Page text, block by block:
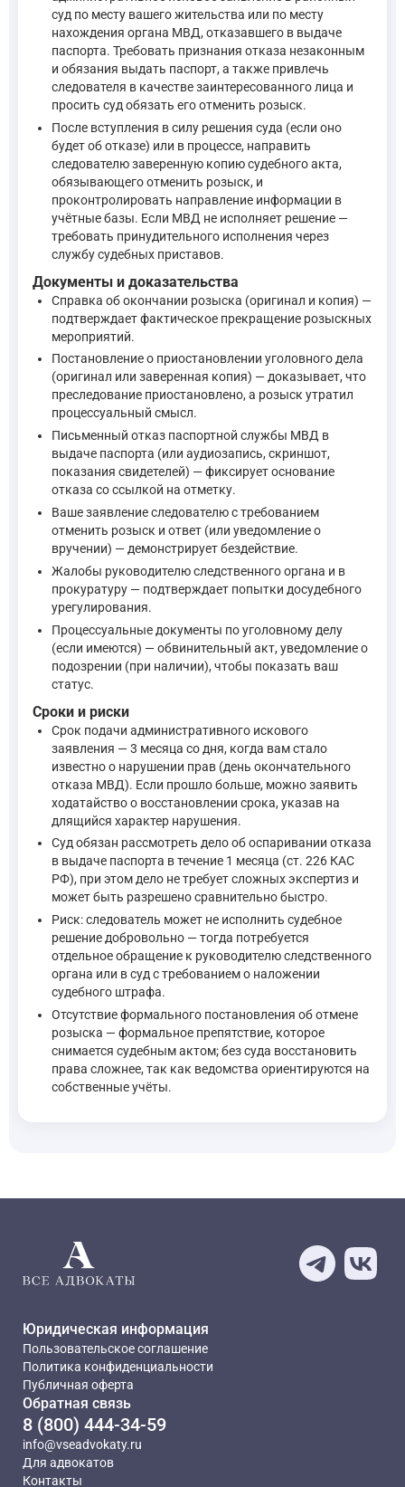
суд по месту вашего жительства или по месту
нахождения органа МВД, отказавшего в выдаче
паспорта. Требовать признания отказа незаконным
и обязания выдать паспорт, а также привлечь
следователя в качестве заинтересованного лица и
просить суд обязать его отменить розыск.
После вступления в силу решения суда (если оно
будет об отказе) или в процессе, направить
следователю заверенную копию судебного акта,
обязывающего отменить розыск, и
проконтролировать направление информации в
учётные базы. Если МВД не исполняет решение —
требовать принудительного исполнения через
службу судебных приставов.
Документы и доказательства
Справка об окончании розыска (оригинал и копия) —
подтверждает фактическое прекращение розыскных
мероприятий.
Постановление о приостановлении уголовного дела
(оригинал или заверенная копия) — доказывает, что
преследование приостановлено, а розыск утратил
процессуальный смысл.
Письменный отказ паспортной службы МВД в
выдаче паспорта (или аудиозапись, скриншот,
показания свидетелей) — фиксирует основание
отказа со ссылкой на отметку.
Ваше заявление следователю с требованием
отменить розыск и ответ (или уведомление о
вручении) — демонстрирует бездействие.
Жалобы руководителю следственного органа и в
прокуратуру — подтверждает попытки досудебного
урегулирования.
Процессуальные документы по уголовному делу
(если имеются) — обвинительный акт, уведомление о
подозрении (при наличии), чтобы показать ваш
статус.
Сроки и риски
Срок подачи административного искового
заявления — 3 месяца со дня, когда вам стало
известно о нарушении прав (день окончательного
отказа МВД). Если прошло больше, можно заявить
ходатайство о восстановлении срока, указав на
длящийся характер нарушения.
Суд обязан рассмотреть дело об оспаривании отказа
в выдаче паспорта в течение 1 месяца (ст. 226 КАС
РФ), при этом дело не требует сложных экспертиз и
может быть разрешено сравнительно быстро.
Риск: следователь может не исполнить судебное
решение добровольно — тогда потребуется
отдельное обращение к руководителю следственного
органа или в суд с требованием о наложении
судебного штрафа.
Отсутствие формального постановления об отмене
розыска — формальное препятствие, которое
снимается судебным актом; без суда восстановить
права сложнее, так как ведомства ориентируются на
собственные учёты.
Юридическая информация
Пользовательское соглашение
Политика конфиденциальности
Публичная оферта
Обратная связь
8 (800) 444-34-59
info@vseadvokaty.ru
Для адвокатов
Контакты